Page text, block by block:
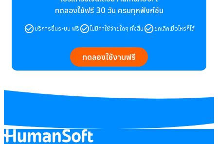
ทดลองใช้ฟรี 30 วัน ครบทุกฟังก์ชัน
บริการขึ้นระบบ ฟรี ไม่มีค่าใช้จ่ายใดๆ ทั้งสิ้น ยกเลิกเมื่อไหร่ก็ได้
ทดลองใช้งานฟรี